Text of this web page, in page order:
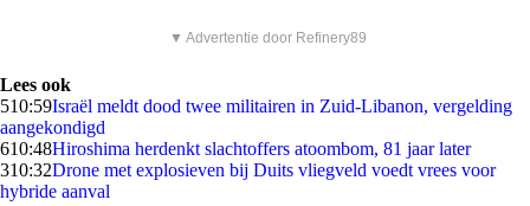
▼ Advertentie door Refinery89
Lees ook
510:59Israël meldt dood twee militairen in Zuid-Libanon, vergelding
aangekondigd
610:48Hiroshima herdenkt slachtoffers atoombom, 81 jaar later
310:32Drone met explosieven bij Duits vliegveld voedt vrees voor
hybride aanval